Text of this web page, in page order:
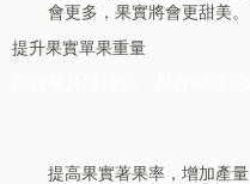
會更多，果實將會更甜美。
提升果實單果重量
提高果實著果率，增加產量